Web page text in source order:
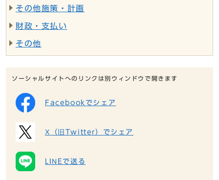
その他施策・計画
財政・支払い
その他
ソーシャルサイトへのリンクは別ウィンドウで開きます
Facebookでシェア
X（旧Twitter）でシェア
LINEで送る